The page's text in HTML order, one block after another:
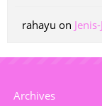
rahayu on
Archives